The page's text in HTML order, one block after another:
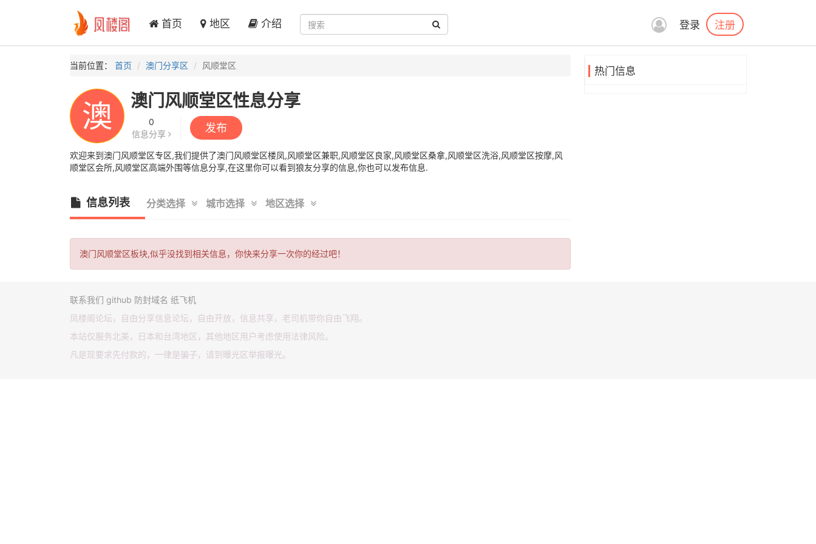
首页 地区 介绍 登录 注册
当前位置： 首页 澳门分享区 风顺堂区
澳 澳门风顺堂区性息分享
0
信息分享
发布
欢迎来到澳门风顺堂区专区,我们提供了澳门风顺堂区楼凤,风顺堂区兼职,风顺堂区良家,风顺堂区桑拿,风顺堂区洗浴,风顺堂区按摩,风
顺堂区会所,风顺堂区高端外围等信息分享,在这里你可以看到狼友分享的信息,你也可以发布信息.
信息列表 分类选择 城市选择 地区选择
澳门风顺堂区板块,似乎没找到相关信息，你快来分享一次你的经过吧！
热门信息
联系我们 github 防封域名 纸飞机
凤楼阁论坛，自由分享信息论坛，自由开放，信息共享，老司机带你自由飞翔。
本站仅服务北美，日本和台湾地区，其他地区用户考虑使用法律风险。
凡是现要求先付款的，一律是骗子，请到曝光区举报曝光。